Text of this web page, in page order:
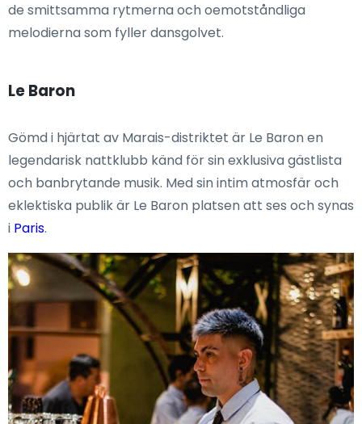
de smittsamma rytmerna och oemotståndliga
melodierna som fyller dansgolvet.
Le Baron
Gömd i hjärtat av Marais-distriktet är Le Baron en
legendarisk nattklubb känd för sin exklusiva gästlista
och banbrytande musik. Med sin intim atmosfär och
eklektiska publik är Le Baron platsen att ses och synas
i Paris.